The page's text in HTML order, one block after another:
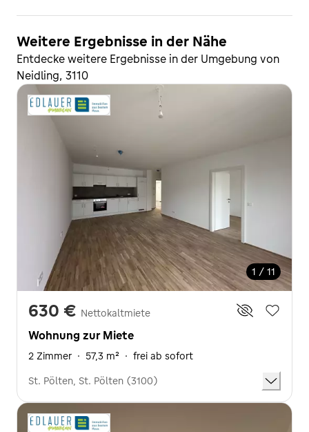
Weitere Ergebnisse in der Nähe
Entdecke weitere Ergebnisse in der Umgebung von
Neidling, 3110
1 / 11
630 € Nettokaltmiete
Wohnung zur Miete
2 Zimmer · 57,3 m² · frei ab sofort
St. Pölten, St. Pölten (3100)